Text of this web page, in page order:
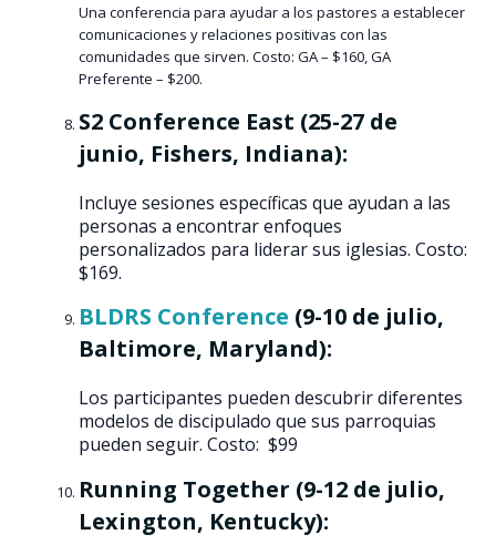
Una conferencia para ayudar a los pastores a establecer
comunicaciones y relaciones positivas con las
comunidades que sirven. Costo: GA – $160, GA
Preferente – $200​​​​.
S2 Conference East (25-27 de
junio, Fishers, Indiana):
Incluye sesiones específicas que ayudan a las
personas a encontrar enfoques
personalizados para liderar sus iglesias. Costo:
$169​​.
BLDRS Conference (9-10 de julio,
Baltimore, Maryland):
Los participantes pueden descubrir diferentes
modelos de discipulado que sus parroquias
pueden seguir. Costo: $99​​
Running Together (9-12 de julio,
Lexington, Kentucky):